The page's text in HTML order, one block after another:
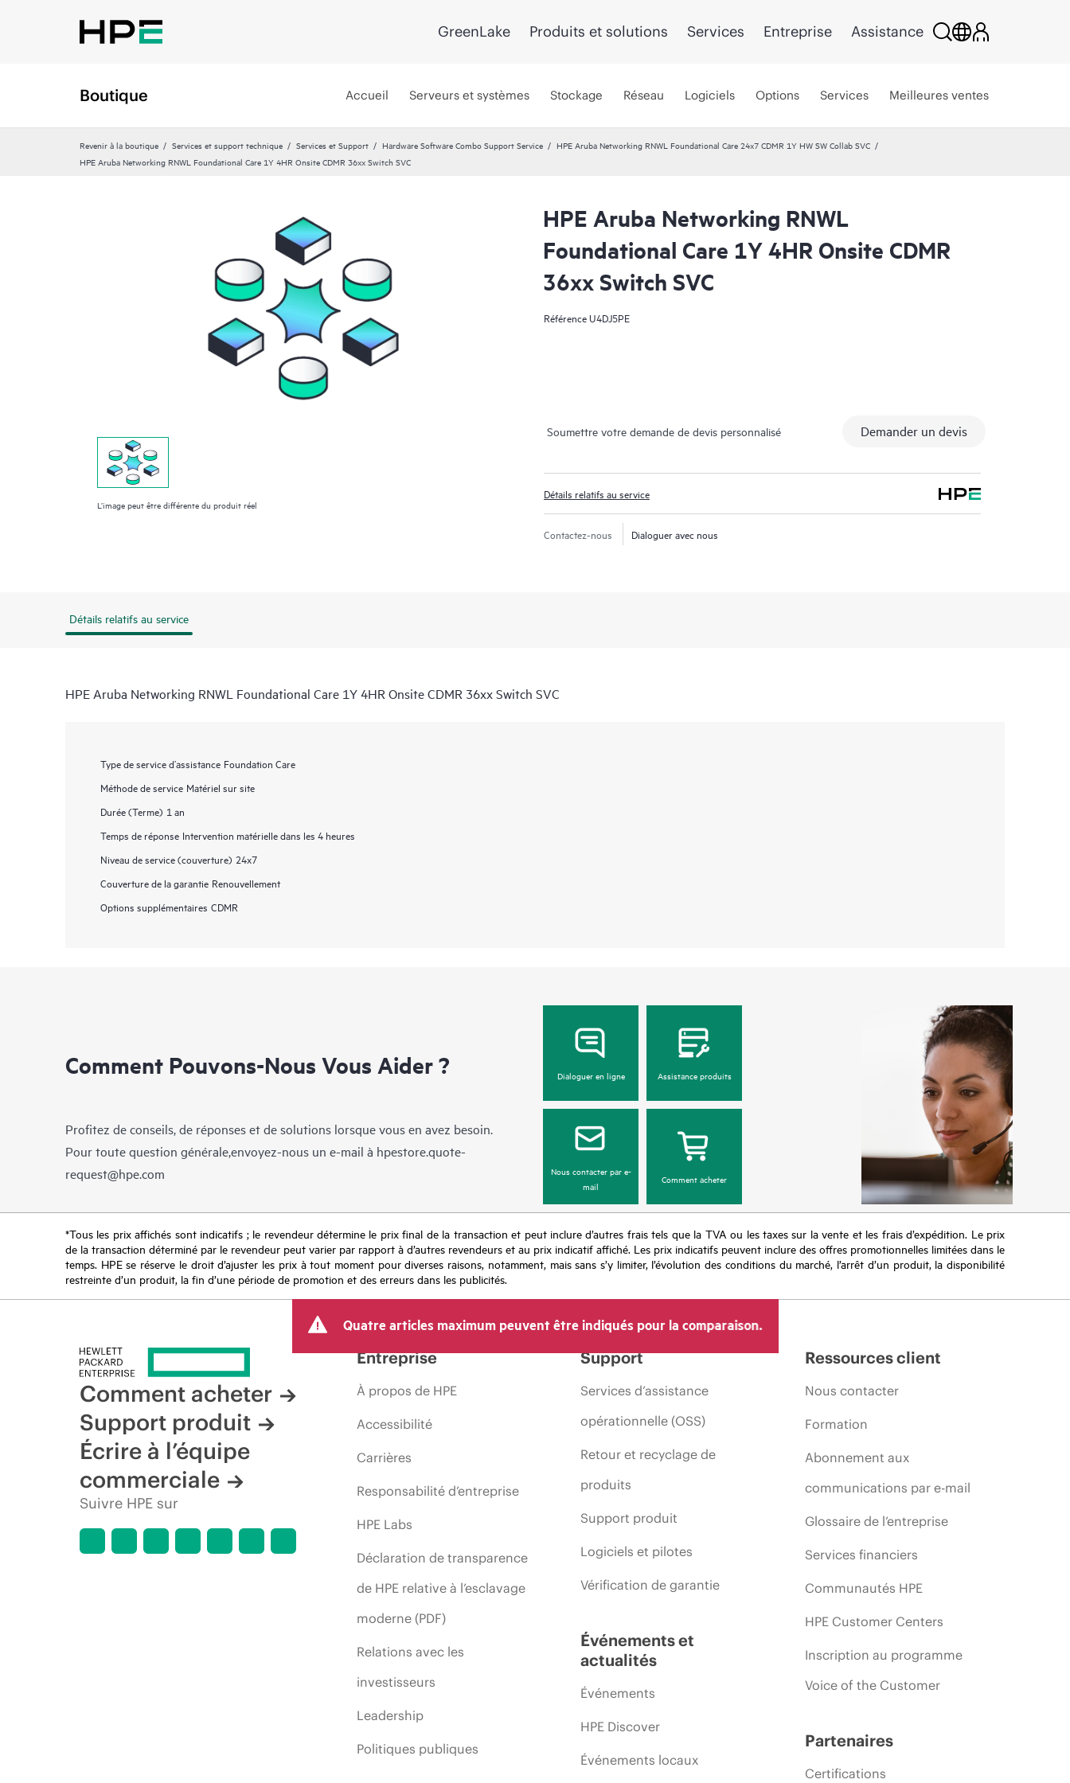
GreenLake Produits et solutions Services Entreprise Assistance
Boutique Accueil Serveurs et systèmes Stockage Réseau Logiciels Options Services Meilleures ventes
Revenir à la boutique Services et support technique Services et Support Hardware Software Combo Support Service
HPE Aruba Networking RNWL Foundational Care 24x7 CDMR 1Y HW SW Collab SVC
HPE Aruba Networking RNWL Foundational Care 1Y 4HR Onsite CDMR 36xx Switch SVC
L’image peut être différente du produit réel
HPE Aruba Networking RNWL
Foundational Care 1Y 4HR Onsite CDMR
36xx Switch SVC
RéférenceU4DJ5PE
Soumettre votre demande de devis personnalisé Demander un devis
Détails relatifs au service
Contactez-nous Dialoguer avec nous
Détails relatifs au service
HPE Aruba Networking RNWL Foundational Care 1Y 4HR Onsite CDMR 36xx Switch SVC
Type de service d’assistance Foundation Care
Méthode de service Matériel sur site
Durée (Terme) 1 an
Temps de réponse Intervention matérielle dans les 4 heures
Niveau de service (couverture) 24x7
Couverture de la garantie Renouvellement
Options supplémentaires CDMR
Comment Pouvons-Nous Vous Aider ?
Profitez de conseils, de réponses et de solutions lorsque vous en avez besoin.
Pour toute question générale,envoyez-nous un e-mail à hpestore.quote-
request@hpe.com
Dialoguer en ligne Assistance produits
Nous contacter par e-
mail
Comment acheter
*Tous les prix affichés sont indicatifs ; le revendeur détermine le prix final de la transaction et peut inclure d’autres frais tels que la TVA ou les taxes sur la vente et les frais d’expédition. Le prix
de la transaction déterminé par le revendeur peut varier par rapport à d’autres revendeurs et au prix indicatif affiché. Les prix indicatifs peuvent inclure des offres promotionnelles limitées dans le
temps. HPE se réserve le droit d’ajuster les prix à tout moment pour diverses raisons, notamment, mais sans s’y limiter, l’évolution des conditions du marché, l’arrêt d’un produit, la disponibilité
restreinte d’un produit, la fin d’une période de promotion et des erreurs dans les publicités.
Quatre articles maximum peuvent être indiqués pour la comparaison.
Comment acheter
Support produit
Écrire à l’équipe
commerciale
Suivre HPE sur
Entreprise
À propos de HPE
Accessibilité
Carrières
Responsabilité d’entreprise
HPE Labs
Déclaration de transparence
de HPE relative à l’esclavage
moderne (PDF)
Relations avec les
investisseurs
Leadership
Politiques publiques
Support
Services d’assistance
opérationnelle (OSS)
Retour et recyclage de
produits
Support produit
Logiciels et pilotes
Vérification de garantie
Événements et
actualités
Événements
HPE Discover
Événements locaux
Ressources client
Nous contacter
Formation
Abonnement aux
communications par e-mail
Glossaire de l’entreprise
Services financiers
Communautés HPE
HPE Customer Centers
Inscription au programme
Voice of the Customer
Partenaires
Certifications